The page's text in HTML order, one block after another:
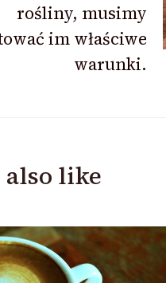
rośliny, musimy
im właściwe
warunki.
also like